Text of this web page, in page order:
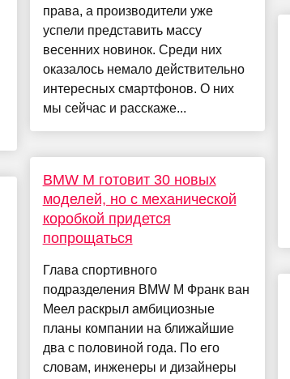
права, а производители уже
успели представить массу
весенних новинок. Среди них
оказалось немало действительно
интересных смартфонов. О них
мы сейчас и расскаже...
BMW M готовит 30 новых
моделей, но с механической
коробкой придется
попрощаться
Глава спортивного
подразделения BMW M Франк ван
Меел раскрыл амбициозные
планы компании на ближайшие
два с половиной года. По его
словам, инженеры и дизайнеры